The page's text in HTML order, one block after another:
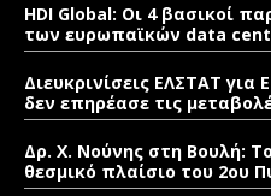
HDI Global: Οι 4 βασικοί
των ευρωπαϊκών data
Διευκρινίσεις ΕΛΣΤΑΤ
δεν επηρέασε τις
Δρ. Χ. Νούνης στη Βουλή:
θεσμικό πλαίσιο του 2ου